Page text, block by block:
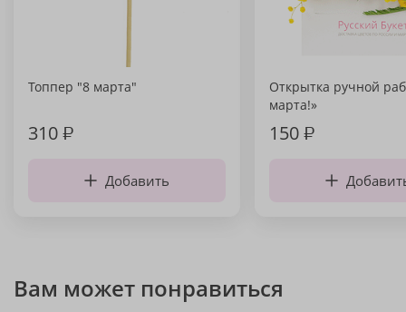
Топпер "8 марта"
310₽
Добавить
Открытка ручной
марта!»
150₽
Вам может понравиться